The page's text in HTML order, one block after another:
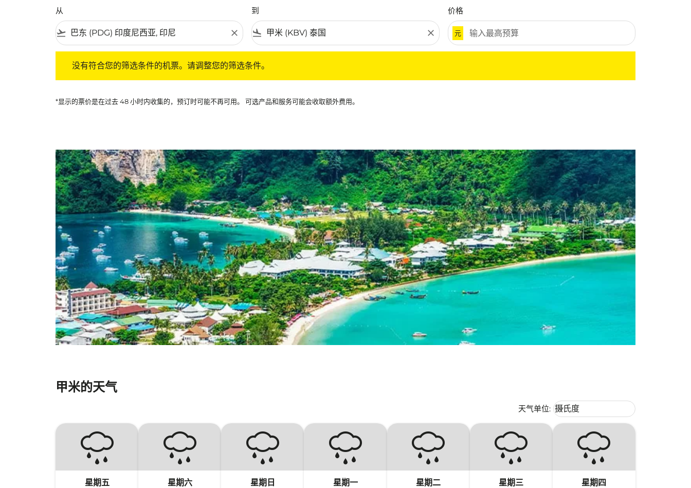
从
flight_takeoff close
到
flight_land close
价格
元
没有符合您的筛选条件的机票。请调整您的筛选条件。
*显示的票价是在过去 48 小时内收集的，预订时可能不再可用。 可选产品和服务可能会收取额外费用。
甲米的天气
天气单位: Weather unit option 摄氏度
摄氏度
keyboard_arrow_down
星期五 星期六 星期日 星期一 星期二 星期三 星期四